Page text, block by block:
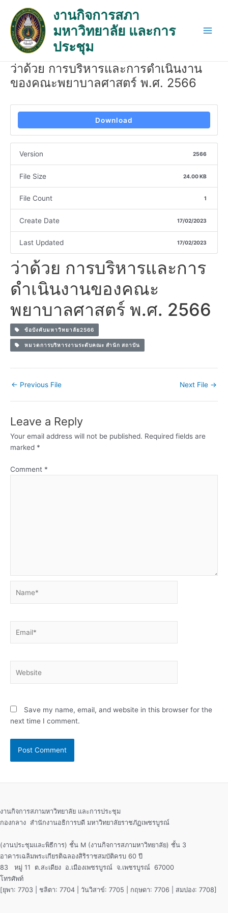
content
งานกิจการสภา
มหาวิทยาลัย และการ
ประชุม
ว่าด้วย การบริหารและการดำเนินงาน
ของคณะพยาบาลศาสตร์ พ.ศ. 2566
Download
Version 2566
File Size 24.00 KB
File Count 1
Create Date 17/02/2023
Last Updated 17/02/2023
ว่าด้วย การบริหารและการ
ดำเนินงานของคณะ
พยาบาลศาสตร์ พ.ศ. 2566
ข้อบังคับมหาวิทยาลัย2566
หมวดการบริหารงานระดับคณะ สำนัก สถาบัน
navigation
← Previous File Next File →
Leave a Reply
Your email address will not be published. Required fields are
marked *
Comment *
Save my name, email, and website in this browser for the
next time I comment.
งานกิจการสภามหาวิทยาลัย และการประชุม
กองกลาง สำนักงานอธิการบดี มหาวิทยาลัยราชภัฏเพชรบูรณ์
(งานประชุมและพิธีการ) ชั้น M (งานกิจการสภามหาวิทยาลัย) ชั้น 3
อาคารเฉลิมพระเกียรติฉลองสิริราชสมบัติครบ 60 ปี
83 หมู่ 11 ต.สะเดียง อ.เมืองเพชรบูรณ์ จ.เพชรบูรณ์ 67000
โทรศัพท์
[ยุพา: 7703 | ชลิตา: 7704 | วันวิสาข์: 7705 | กฤษดา: 7706 | สมปอง: 7708]